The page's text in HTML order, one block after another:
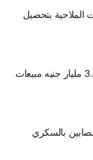
الملاحية بتحصيل
فاضل مرزوق رئيس جيزة للغزل والنسيج: 3.5 مليار جنيه مبيعات
بالسكري